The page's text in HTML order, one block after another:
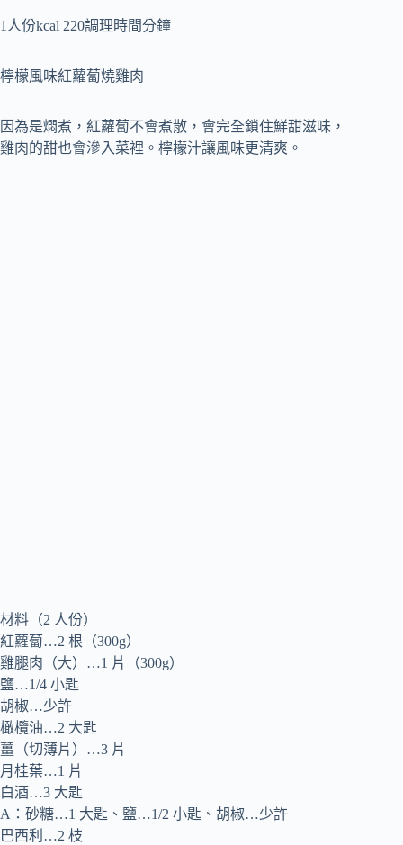
1人份kcal 220調理時間分鐘
檸檬風味紅蘿蔔燒雞肉
因為是燜煮，紅蘿蔔不會煮散，會完全鎖住鮮甜滋味，
雞肉的甜也會滲入菜裡。檸檬汁讓風味更清爽。
材料（2 人份）
紅蘿蔔…2 根（300g）
雞腿肉（大）…1 片（300g）
鹽…1/4 小匙
胡椒…少許
橄欖油…2 大匙
薑（切薄片）…3 片
月桂葉…1 片
白酒…3 大匙
A：砂糖…1 大匙、鹽…1/2 小匙、胡椒…少許
巴西利…2 枝